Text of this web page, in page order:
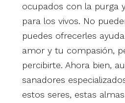
ocupados con la purga
para los vivos. No
puedes ofrecerles
amor y tu compasión,
percibirte. Ahora bien,
sanadores
estos seres, estas